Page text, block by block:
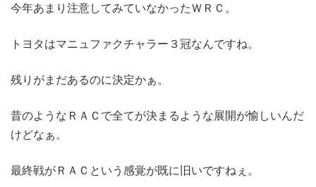
今年あまり注意してみていなかったＷＲＣ。
トヨタはマニュファクチャラー３冠なんですね。
残りがまだあるのに決定かぁ。
昔のようなＲＡＣで全てが決まるような展開が愉しいんだ
けどなぁ。
最終戦がＲＡＣという感覚が既に旧いですねぇ。